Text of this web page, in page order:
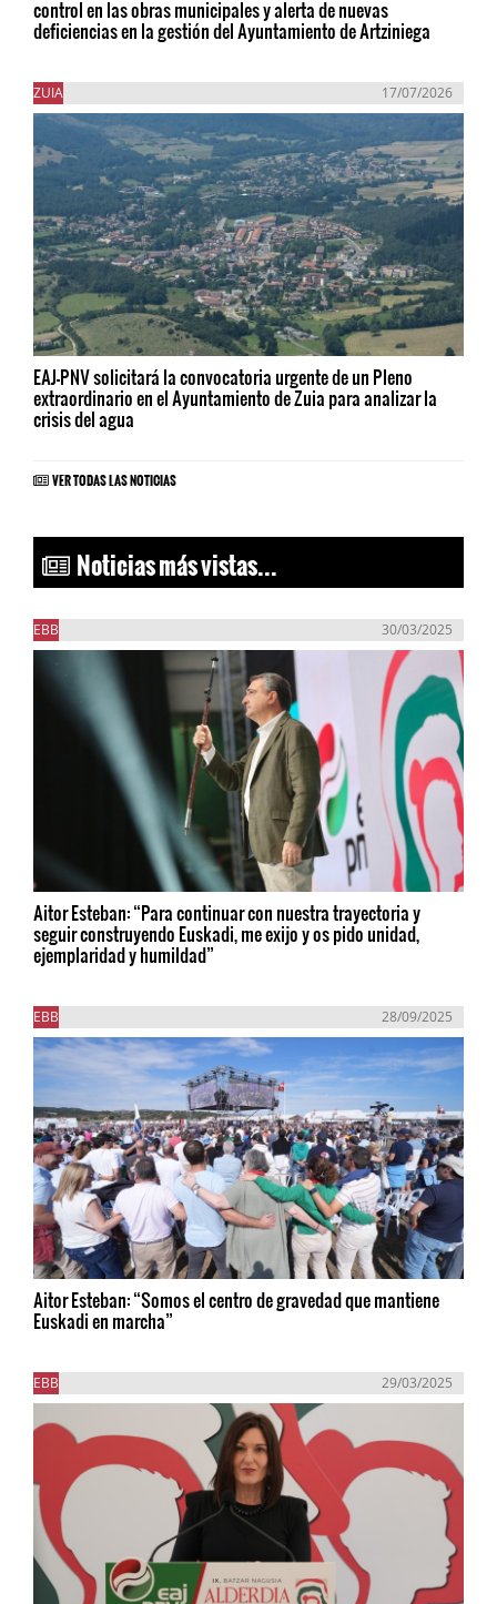
control en las obras municipales y alerta de nuevas
deficiencias en la gestión del Ayuntamiento de Artziniega
ZUIA 17/07/2026
EAJ-PNV solicitará la convocatoria urgente de un Pleno
extraordinario en el Ayuntamiento de Zuia para analizar la
crisis del agua
VER TODAS LAS NOTICIAS
Noticias más vistas...
EBB 30/03/2025
Aitor Esteban: “Para continuar con nuestra trayectoria y
seguir construyendo Euskadi, me exijo y os pido unidad,
ejemplaridad y humildad”
EBB 28/09/2025
Aitor Esteban: “Somos el centro de gravedad que mantiene
Euskadi en marcha”
EBB 29/03/2025